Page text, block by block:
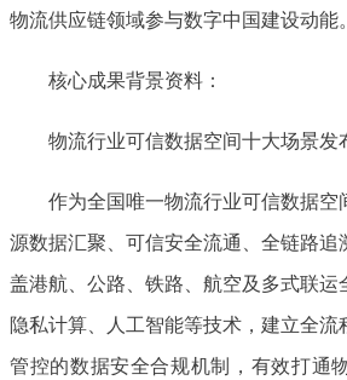
物流供应链领域参与数字中国建设动能。
核心成果背景资料：
物流行业可信数据空间十大场景发
作为全国唯一物流行业可信数据空
源数据汇聚、可信安全流通、全链路
盖港航、公路、铁路、航空及多式联运
隐私计算、人工智能等技术，建立全
管控的数据安全合规机制，有效打通